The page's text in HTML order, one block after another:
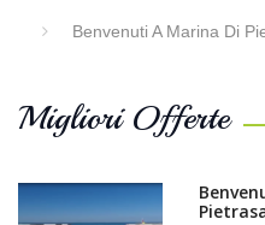
Benvenuti A Marina Di
Migliori Offerte